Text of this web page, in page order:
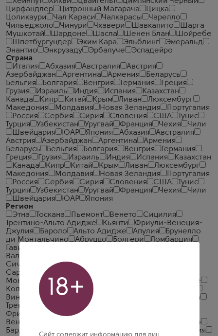
Цирфандлер
Цитронный Магарача
Цицка
Цоликаури
Чал Караси Чалкарасы
Чарелло
Чильеджоло
Чинури Чхавери Шавкапито
Шарга
Мушкотай
Шардоне Шасла Шенен Блан
Шойребе
Шпетбургундер
Эким Кара Эльблинг
Эмеральд
Энантио
Энкрузаду Эрбалуче
Эспадейро
Страна
Италия
Абхазия Австралия
Австрия
Азербайджан
Аргентина Армения
Беларусь
Бельгия
Болгария Венгрия Германия
Греция
Грузия
Израиль Индия Испания
Казахстан
Канада
Кипр Китай Крым Ливан
Люксембург
Македония
Молдавия Новая Зеландия
Португалия
Россия
Сербия Сирия Словения США
Тунис
Турция
Узбекистан Уругвай Франция Чехия
Чили
Швейцария
ЮАР Япония Абхазия
Австралия
Австрия
Азербайджан Аргентина
Армения
Беларусь
Бельгия Болгария Венгрия
Германия
Греция
Грузия Израиль Индия Испания
Казахстан
Канада
Кипр Китай Крым Ливан
Люксембург
Македония
Молдавия Новая Зеландия
Португалия
Россия
Сербия Сирия Словения США
Тунис
Турция
Узбекистан Уругвай Франция Чехия
Чили
Швейцария
ЮАР
Япония
Регион
Этна
Тоскана Пьемонт Венето
Сицилия
Трентино-Альто Адидже
Кьянти
Фриули-Венеция-
Джулия
Бароло Альто Адидже Апулия
Брунелло
ди Монтальчино
Абруццо Болгери
Ломбардия
Гави
Вальполичелла
Сичилиане
Виньети делле Доломити
Сардиния
Барбареско
Монтепульчано д'Абруццо
Соаве
Коллио
Эмилия-Романья
Вино Нобиле ди Монтепульчано
Маремма Тоскана
Трентино
Фриули Грав
Фриули
Лугана Венеция Джулия
Венеция
Вальполичелла Рипассо
Бардолино
Болгери Сассикая
Провинция ди Павия
18+
Сайт содержит информацию для лиц